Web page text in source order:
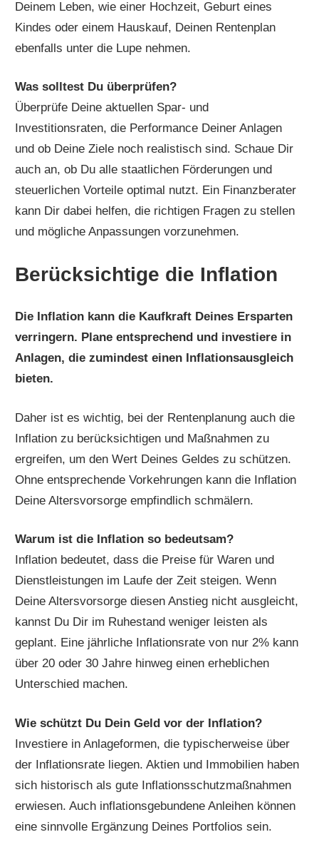
Deinem Leben, wie einer Hochzeit, Geburt eines
Kindes oder einem Hauskauf, Deinen Rentenplan
ebenfalls unter die Lupe nehmen.
Was solltest Du überprüfen?
Überprüfe Deine aktuellen Spar- und
Investitionsraten, die Performance Deiner Anlagen
und ob Deine Ziele noch realistisch sind. Schaue Dir
auch an, ob Du alle staatlichen Förderungen und
steuerlichen Vorteile optimal nutzt. Ein Finanzberater
kann Dir dabei helfen, die richtigen Fragen zu stellen
und mögliche Anpassungen vorzunehmen.
Berücksichtige die Inflation
Die Inflation kann die Kaufkraft Deines Ersparten
verringern. Plane entsprechend und investiere in
Anlagen, die zumindest einen Inflationsausgleich
bieten.
Daher ist es wichtig, bei der Rentenplanung auch die
Inflation zu berücksichtigen und Maßnahmen zu
ergreifen, um den Wert Deines Geldes zu schützen.
Ohne entsprechende Vorkehrungen kann die Inflation
Deine Altersvorsorge empfindlich schmälern.
Warum ist die Inflation so bedeutsam?
Inflation bedeutet, dass die Preise für Waren und
Dienstleistungen im Laufe der Zeit steigen. Wenn
Deine Altersvorsorge diesen Anstieg nicht ausgleicht,
kannst Du Dir im Ruhestand weniger leisten als
geplant. Eine jährliche Inflationsrate von nur 2% kann
über 20 oder 30 Jahre hinweg einen erheblichen
Unterschied machen.
Wie schützt Du Dein Geld vor der Inflation?
Investiere in Anlageformen, die typischerweise über
der Inflationsrate liegen. Aktien und Immobilien haben
sich historisch als gute Inflationsschutzmaßnahmen
erwiesen. Auch inflationsgebundene Anleihen können
eine sinnvolle Ergänzung Deines Portfolios sein.